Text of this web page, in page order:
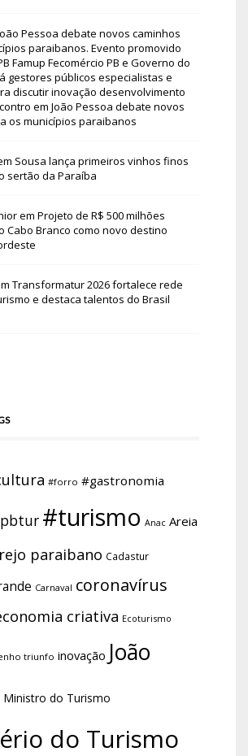
Pessoa debate novos caminhos
paraibanos. Evento promovido
Famup Fecomércio PB e Governo do
gestores públicos especialistas e
discutir inovação desenvolvimento
em João Pessoa debate novos
os municípios paraibanos
Sousa lança primeiros vinhos finos
sertão da Paraíba
em Projeto de R$ 500 milhões
Cabo Branco como novo destino
Transformatur 2026 fortalece rede
e destaca talentos do Brasil
#forro #gastronomia
#turismo Anac Areia
paraibano Cadastur
Carnaval coronavírus
criativa Ecoturismo
triunfo inovação João
Ministro do Turismo
do Turismo